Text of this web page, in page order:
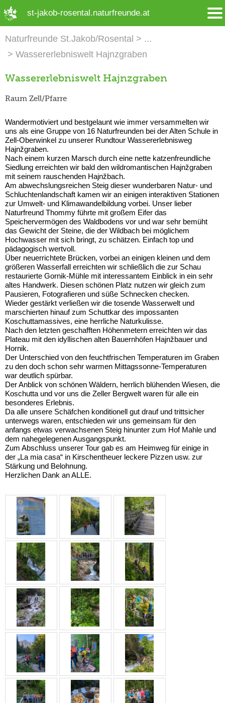
st-jakob-rosental.naturfreunde.at
Naturfreunde St.Jakob/Rosental
Wassererlebniswelt Hajnzgraben
Wassererlebniswelt Hajnzgraben
Raum Zell/Pfarre
Wandermotiviert und bestgelaunt wie immer versammelten wir
uns als eine Gruppe von 16 Naturfreunden bei der Alten Schule in
Zell-Oberwinkel zu unserer Rundtour Wassererlebnisweg
Hajnžgraben.
Nach einem kurzen Marsch durch eine nette katzenfreundliche
Siedlung erreichten wir bald den wildromantischen Hajnžgraben
mit seinem rauschenden Hajnžbach.
Am abwechslungsreichen Steig dieser wunderbaren Natur- und
Schluchtenlandschaft kamen wir an einigen interaktiven Stationen
zur Umwelt- und Klimawandelbildung vorbei. Unser lieber
Naturfreund Thommy führte mit großem Eifer das
Speichervermögen des Waldbodens vor und war sehr bemüht
das Gewicht der Steine, die der Wildbach bei möglichem
Hochwasser mit sich bringt, zu schätzen. Einfach top und
pädagogisch wertvoll.
Über neuerrichtete Brücken, vorbei an einigen kleinen und dem
größeren Wasserfall erreichten wir schließlich die zur Schau
restaurierte Gornik-Mühle mit interessantem Einblick in ein sehr
altes Handwerk. Diesen schönen Platz nutzen wir gleich zum
Pausieren, Fotografieren und süße Schnecken checken.
Wieder gestärkt verließen wir die tosende Wasserwelt und
marschierten hinauf zum Schuttkar des impossanten
Koschuttamassives, eine herrliche Naturkulisse.
Nach den letzten geschafften Höhenmetern erreichten wir das
Plateau mit den idyllischen alten Bauernhöfen Hajnžbauer und
Hornik.
Der Unterschied von den feuchtfrischen Temperaturen im Graben
zu den doch schon sehr warmen Mittagssonne-Temperaturen
war deutlich spürbar.
Der Anblick von schönen Wäldern, herrlich blühenden Wiesen, die
Koschutta und vor uns die Zeller Bergwelt waren für alle ein
besonderes Erlebnis.
Da alle unsere Schäfchen konditionell gut drauf und trittsicher
unterwegs waren, entschieden wir uns gemeinsam für den
anfangs etwas verwachsenen Steig hinunter zum Hof Mahle und
dem nahegelegenen Ausgangspunkt.
Zum Abschluss unserer Tour gab es am Heimweg für einige in
der „La mia casa“ in Kirschentheuer leckere Pizzen usw. zur
Stärkung und Belohnung.
Herzlichen Dank an ALLE.